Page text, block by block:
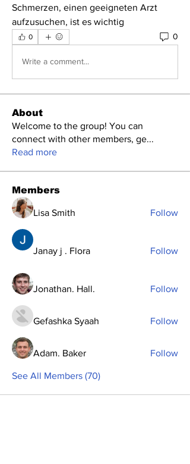
Schmerzen, einen geeigneten Arzt
aufzusuchen, ist es wichtig
0 0
Write a comment...
About
Welcome to the group! You can
connect with other members, ge...
Read more
Members
Lisa Smith Follow
Janay j . Flora Follow
Jonathan. Hall. Follow
Gefashka Syaah Follow
Adam. Baker Follow
See All Members (70)